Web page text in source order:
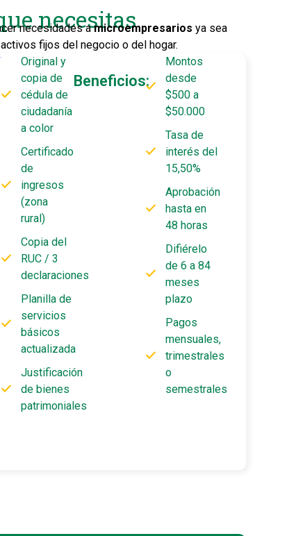
necesitas
necesidades amicroempresarios ya sea
fijos del negocio o del hogar.
Original y
copia de
cédula de
ciudadanía
a color
Certificado
de
ingresos
(zona
rural)
Copia del
RUC / 3
declaraciones
Planilla de
servicios
básicos
actualizada
Justificación
de bienes
patrimoniales
Beneficios:
Montos
desde
$500 a
$50.000
Tasa de
interés del
15,50%
Aprobación
hasta en
48 horas
Difiérelo
de 6 a 84
meses
plazo
Pagos
mensuales,
trimestrales
o
semestrales